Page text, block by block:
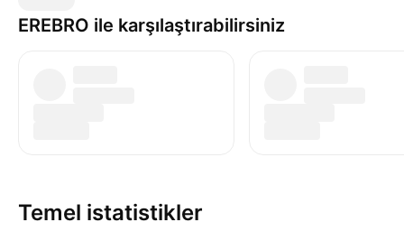
EREBRO ile karşılaştırabilirsiniz
Temel istatistikler